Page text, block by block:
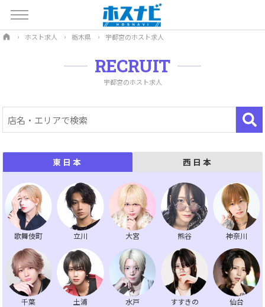
ホスト求人 栃木県 宇都宮のホスト求人
RECRUIT
宇都宮のホスト求人
東日本 西日本
歌舞伎町 立川 大宮 熊谷 神奈川
千葉 土浦 水戸 すすきの 仙台